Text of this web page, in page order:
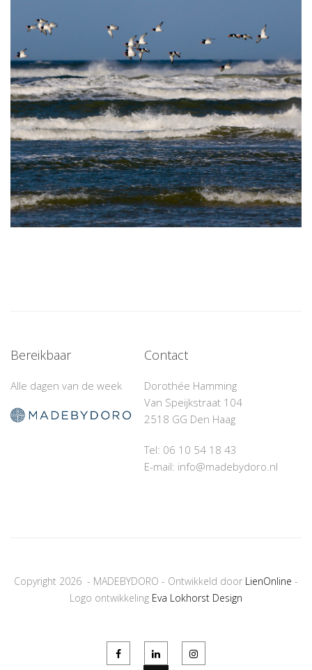
Bereikbaar
Alle dagen van de week
Contact
Dorothée Hamming
Van Speijkstraat 104
2518 GG Den Haag
Tel: 06 10 54 18 43‬
E-mail: info@madebydoro.nl
Copyright 2026 - MADEBYDORO - Ontwikkeld door LienOnline -
Logo ontwikkeling Eva Lokhorst Design